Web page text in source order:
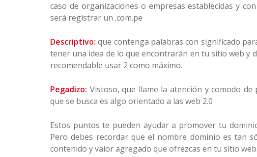
caso de organizaciones o empresas establecidas y
será registrar un .com.pe
Descriptivo: que contenga palabras con significado
tener una idea de lo que encontrarán en tu sitio web y
recomendable usar 2 como máximo.
Pegadizo: Vistoso, que llame la atención y comodo
que se busca es algo orientado a las web 2.0
Estos puntos te pueden ayudar a promover tu
Pero debes recordar que el nombre dominio es tan
contenido y valor agregado que ofrezcas en tu sitio web.